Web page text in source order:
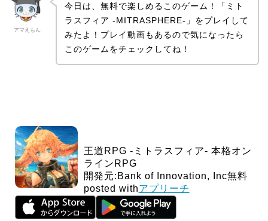
アマえもん
今日は、無料で楽しめるこのゲーム！「ミト
ラスフィア -MITRASPHERE-」をプレイして
みたよ！プレイ動画もあるので気になったら
このゲームをチェックしてね！
王道RPG -ミトラスフィア- 本格オン
ラインRPG
開発元: Bank of Innovation, Inc無料
posted withアプリーチ